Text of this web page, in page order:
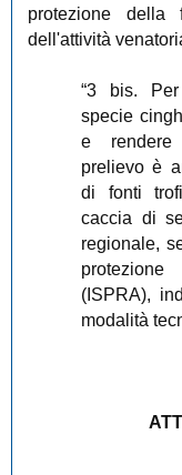
protezione della
dell'attività
“3 bis.
specie
e rendere
prelievo è
di fonti
caccia di
regionale,
(ISPRA),
modalità